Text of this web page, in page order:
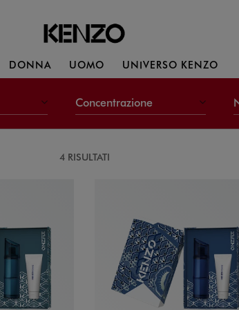
DONNA UOMO UNIVERSO KENZO
Concentrazione
4 RISULTATI